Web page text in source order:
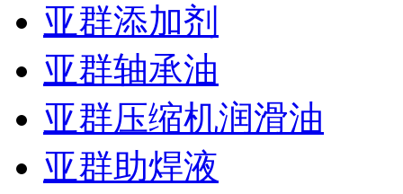
亚群添加剂
亚群轴承油
亚群压缩机润滑油
亚群助焊液